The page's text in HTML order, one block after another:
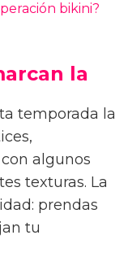
bikini?
la
temporada la
algunos
texturas. La
prendas
tu